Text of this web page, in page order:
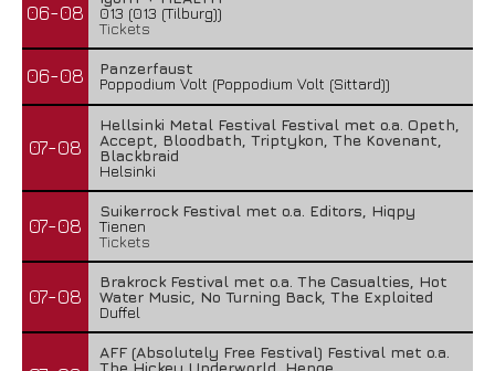
06-08
013 (013 (Tilburg))
Tickets
06-08
Panzerfaust
Poppodium Volt (Poppodium Volt (Sittard))
07-08
Hellsinki Metal Festival Festival met o.a. Opeth,
Accept, Bloodbath, Triptykon, The Kovenant,
Blackbraid
Helsinki
07-08
Suikerrock Festival met o.a. Editors, Hiqpy
Tienen
Tickets
07-08
Brakrock Festival met o.a. The Casualties, Hot
Water Music, No Turning Back, The Exploited
Duffel
AFF (Absolutely Free Festival) Festival met o.a.
The Hickey Underworld, Henge